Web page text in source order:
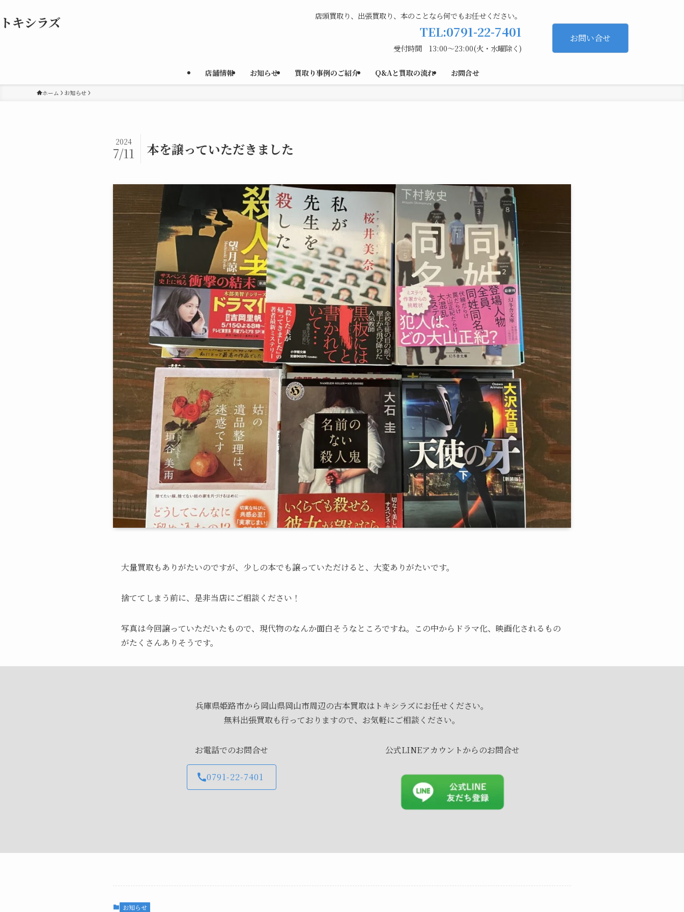
トキシラズ 店頭買取り、出張買取り、本のことなら何でもお任せください。
TEL:0791-22-7401
受付時間 13:00〜23:00(火・水曜除く)
お問い合せ
店舗情報 お知らせ 買取り事例のご紹介 Q&Aと買取の流れ お問合せ
ホーム お知らせ
本を譲っていただきました
2024
7/11
大量買取もありがたいのですが、少しの本でも譲っていただけると、大変ありがたいです。
捨ててしまう前に、是非当店にご相談ください！
写真は今回譲っていただいたもので、現代物のなんか面白そうなところですね。この中からドラマ化、映画化されるもの
がたくさんありそうです。
兵庫県姫路市から岡山県岡山市周辺の古本買取はトキシラズにお任せください。
無料出張買取も行っておりますので、お気軽にご相談ください。
お電話でのお問合せ
0791-22-7401
公式LINEアカウントからのお問合せ
お知らせ